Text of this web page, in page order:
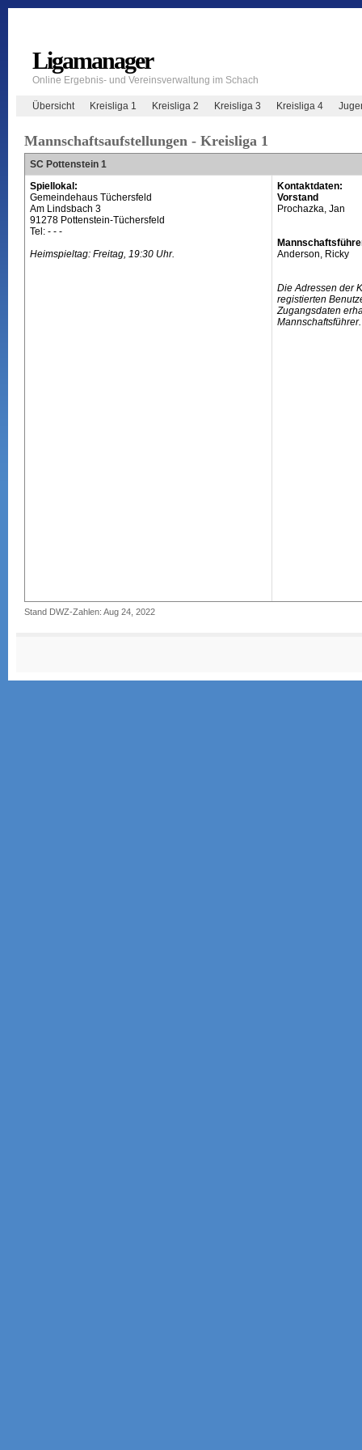
Ligamanager
Online Ergebnis- und Vereinsverwaltung im Schach
Übersicht Kreisliga 1 Kreisliga 2 Kreisliga 3 Kreisliga 4
Mannschaftsaufstellungen - Kreisliga 1
SC Pottenstein 1
Spiellokal:
Gemeindehaus Tüchersfeld
Am Lindsbach 3
91278 Pottenstein-Tüchersfeld
Tel: - - -
Heimspieltag: Freitag, 19:30 Uhr.
Kontaktdaten:
Vorstand
Prochazka, Jan
Anderson, Ricky
Die Adressen der
registierten
Zugangsdaten
Mannschaftsführer.
Stand DWZ-Zahlen: Aug 24, 2022